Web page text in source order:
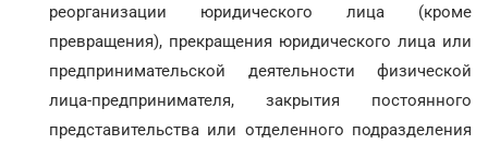
реорганизации юридического лица (кроме
превращения), прекращения юридического лица или
предпринимательской деятельности физической
лица-предпринимателя, закрытия постоянного
представительства или отделенного подразделения